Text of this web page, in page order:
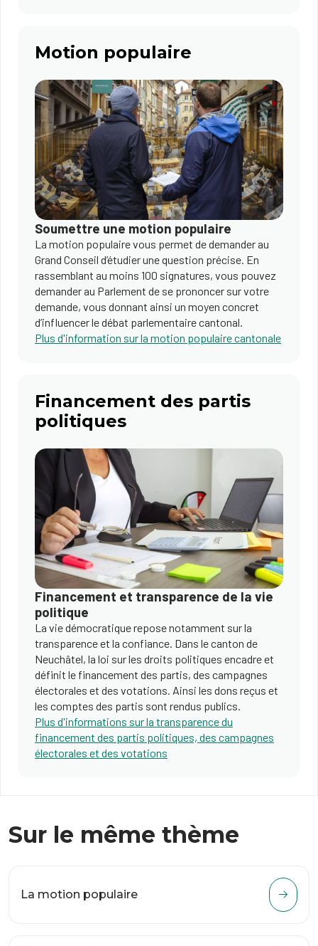
Motion populaire
Soumettre une motion populaire
La motion populaire vous permet de demander au
Grand Conseil d’étudier une question précise. En
rassemblant au moins 100 signatures, vous pouvez
demander au Parlement de se prononcer sur votre
demande, vous donnant ainsi un moyen concret
d’influencer le débat parlementaire cantonal.
Plus d'information sur la motion populaire cantonale
Financement des partis
politiques
Financement et transparence de la vie
politique
La vie démocratique repose notamment sur la
transparence et la confiance. Dans le canton de
Neuchâtel, la loi sur les droits politiques encadre et
définit le financement des partis, des campagnes
électorales et des votations. Ainsi les dons reçus et
les comptes des partis sont rendus publics.
Plus d'informations sur la transparence du
financement des partis politiques, des campagnes
électorales et des votations
Sur le même thème
La motion populaire